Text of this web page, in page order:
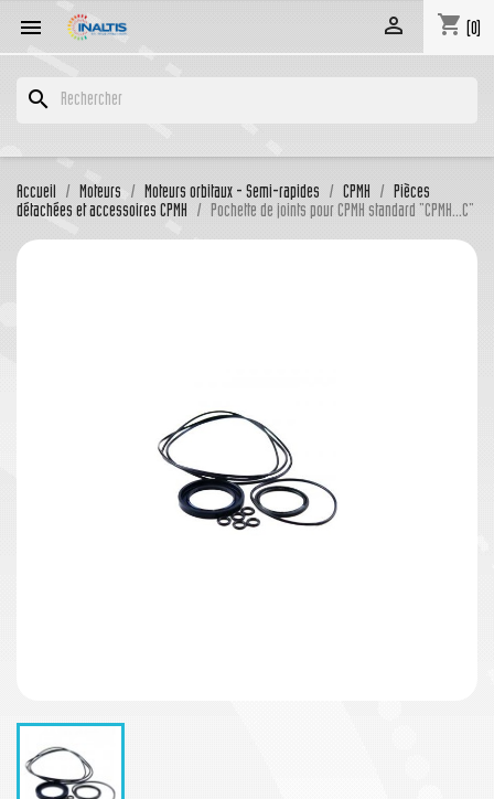
 shopping_cart (0)

search
Accueil Moteurs Moteurs orbitaux - Semi-rapides CPMH
Pièces
détachées et accessoires CPMH
Pochette de joints pour CPMH standard "CPMH...C"